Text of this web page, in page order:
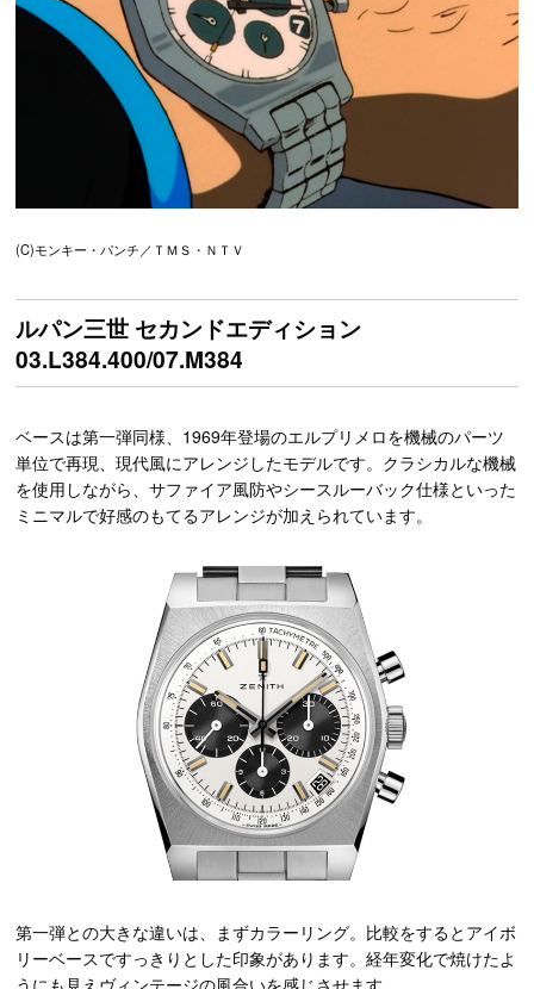
(C)モンキー・パンチ／ＴＭＳ・ＮＴＶ
ルパン三世 セカンドエディション
03.L384.400/07.M384
ベースは第一弾同様、1969年登場のエルプリメロを機械のパーツ
単位で再現、現代風にアレンジしたモデルです。クラシカルな機械
を使用しながら、サファイア風防やシースルーバック仕様といった
ミニマルで好感のもてるアレンジが加えられています。
第一弾との大きな違いは、まずカラーリング。比較をするとアイボ
リーベースですっきりとした印象があります。経年変化で焼けたよ
うにも見えヴィンテージの風合いを感じさせます。